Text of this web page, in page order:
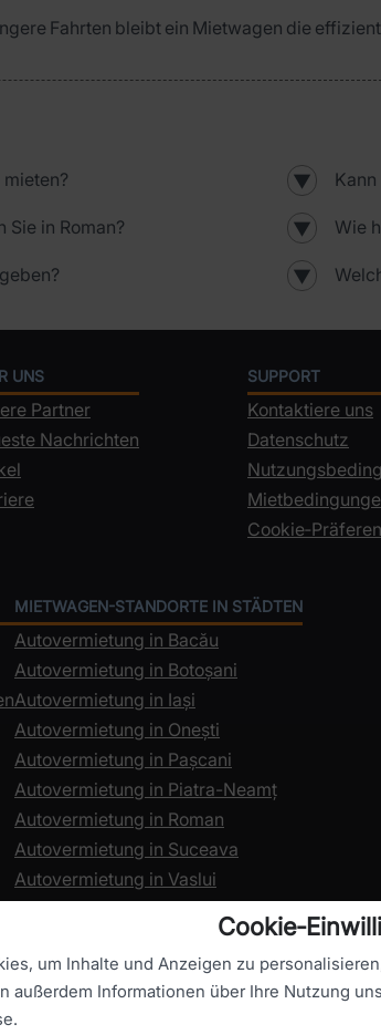
Fahrten bleibt ein Mietwagen die
▼
in Roman? ▼ Wie
▼
UNS
Partner
Nachrichten
SUPPORT
Kontaktiere uns
Datenschutz
MIETWAGEN-STANDORTE IN STÄDTEN
Autovermietung in Bacău
Autovermietung in Botoșani
Autovermietung in Iași
Autovermietung in Onești
Autovermietung in Pașcani
Autovermietung in Piatra-Neamț
Autovermietung in Roman
Autovermietung in Suceava
Autovermietung in Vaslui
um Inhalte und Anzeigen zu
außerdem Informationen über Ihre Nutzung